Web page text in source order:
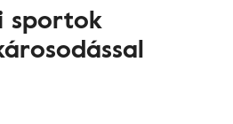
sportok